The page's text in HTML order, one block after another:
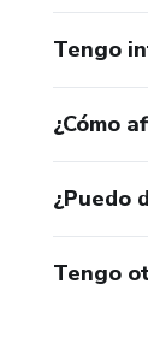
Tengo
¿Cómo
¿Puedo
Tengo